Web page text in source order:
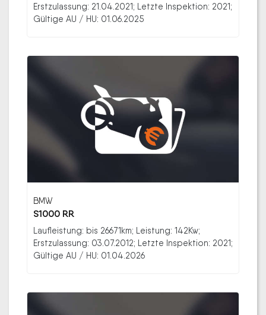
Erstzulassung: 21.04.2021; Letzte Inspektion: 2021;
Gültige AU / HU: 01.06.2025
BMW
S1000 RR
Laufleistung: bis 26671km; Leistung: 142Kw;
Erstzulassung: 03.07.2012; Letzte Inspektion: 2021;
Gültige AU / HU: 01.04.2026